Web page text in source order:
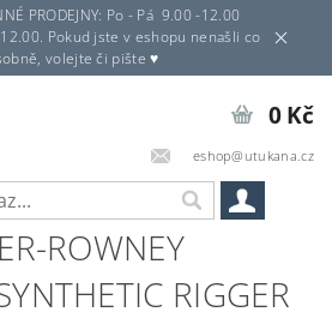
PRODEJNY: Po - Pá 9.00 -12.00
Pokud jste v eshopu nenašli co
volejte či pište ♥
eshop@utukana.cz
0 Kč
ROWNEY
RIGGER